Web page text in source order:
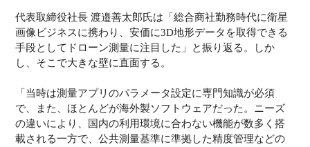
代表取締役社長 渡邉善太郎氏は「総合商社勤務時代に衛星
画像ビジネスに携わり、安価に3D地形データを取得できる
手段としてドローン測量に注目した」と振り返る。しか
し、そこで大きな壁に直面する。
「当時は測量アプリのパラメータ設定に専門知識が必須
で、また、ほとんどが海外製ソフトウェアだった。ニーズ
の違いにより、国内の利用環境に合わない機能が数多く搭
載される一方で、公共測量基準に準拠した精度管理などの